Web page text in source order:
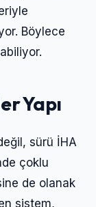
Böylece
Yapı
sürü İHA
çoklu
de olanak
sistem,